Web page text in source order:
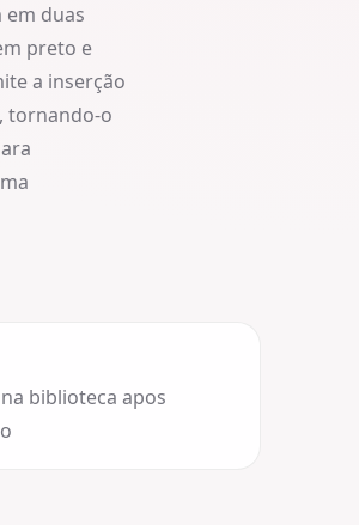
duas
preto e
a inserção
tornando-o
biblioteca apos